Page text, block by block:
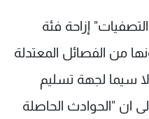
إزاحة فئة
من الفصائل المعتدلة
لا سيما لجهة تسليم
ان "الحوادث الحاصلة